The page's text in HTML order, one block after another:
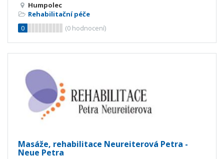
Humpolec
Rehabilitační péče
0
(0 hodnocení)
Masáže, rehabilitace Neureiterová Petra -
Neue Petra